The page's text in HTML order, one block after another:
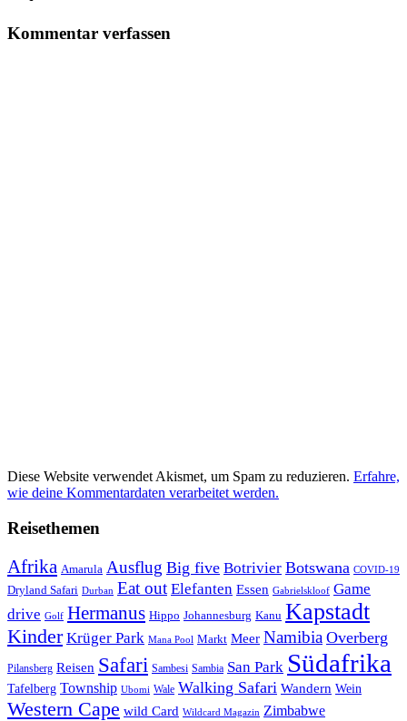
Kommentar verfassen
Diese Website verwendet Akismet, um Spam zu reduzieren. Erfahre,
wie deine Kommentardaten verarbeitet werden.
Reisethemen
Afrika Amarula Ausflug Big five Botrivier Botswana COVID-19
Dryland Safari Durban Eat out Elefanten Essen Gabrielskloof Game
drive Golf Hermanus Hippo Johannesburg Kanu Kapstadt
Kinder Krüger Park Mana Pool Markt Meer Namibia Overberg
Pilansberg Reisen Safari Sambesi Sambia San Park Südafrika
Tafelberg Township Ubomi Wale Walking Safari Wandern Wein
Western Cape wild Card Wildcard Magazin Zimbabwe